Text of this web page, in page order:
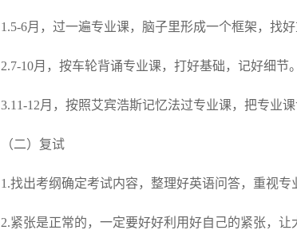
1.5-6月，过一遍专业课，脑子里形成一个框架，找好
2.7-10月，按车轮背诵专业课，打好基础，记好细节。
3.11-12月，按照艾宾浩斯记忆法过专业课，把专业
（二）复试
1.找出考纲确定考试内容，整理好英语问答，重视专
2.紧张是正常的，一定要好好利用好自己的紧张，